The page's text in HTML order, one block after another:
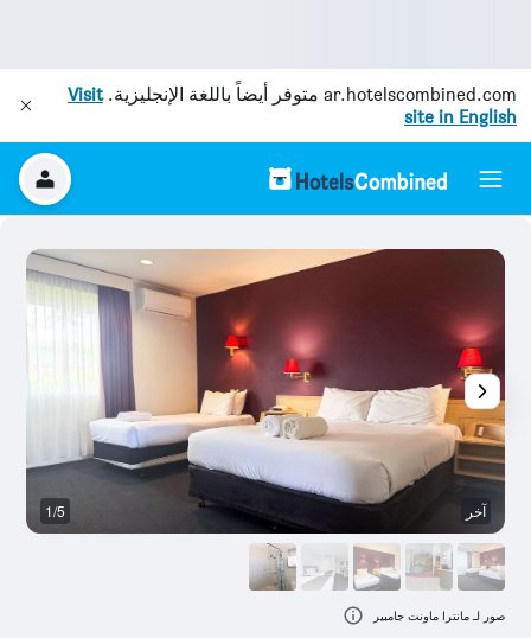
ar.hotelscombined.com متوفر أيضاً باللغة الإنجليزية.Visit
site in English
آخر 1/5
صور لـ مانترا ماونت جامبير